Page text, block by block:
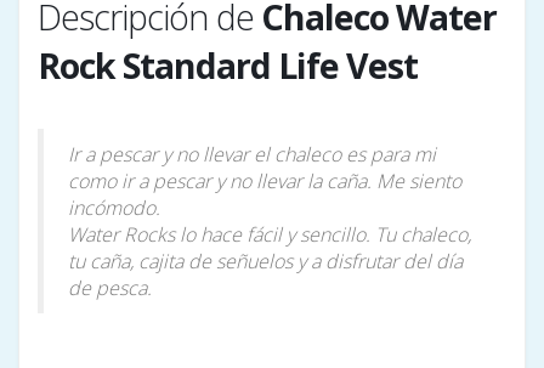
Descripción de Chaleco Water
Rock Standard Life Vest
Ir a pescar y no llevar el chaleco es para mi
como ir a pescar y no llevar la caña. Me siento
incómodo.
Water Rocks lo hace fácil y sencillo. Tu chaleco,
tu caña, cajita de señuelos y a disfrutar del día
de pesca.